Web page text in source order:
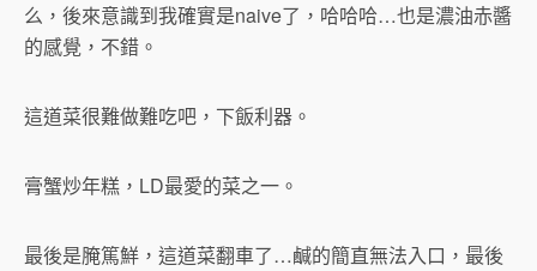
么，後來意識到我確實是naive了，哈哈哈…也是濃油赤醬
的感覺，不錯。
這道菜很難做難吃吧，下飯利器。
膏蟹炒年糕，LD最愛的菜之一。
最後是腌篤鮮，這道菜翻車了…鹹的簡直無法入口，最後